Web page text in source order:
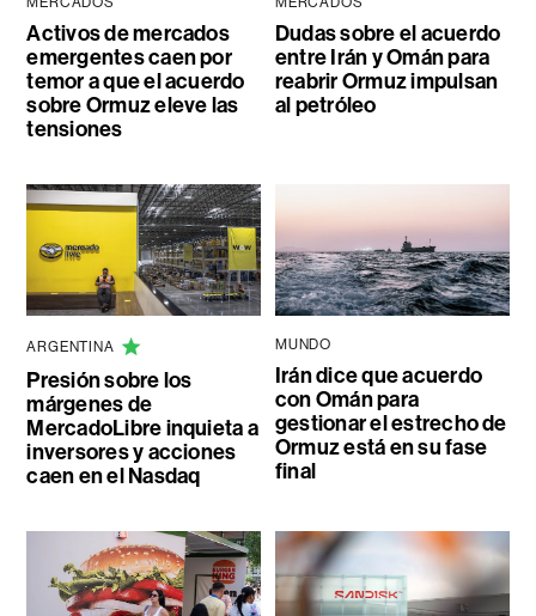
Activos de mercados
emergentes caen por
temor a que el acuerdo
sobre Ormuz eleve las
tensiones
Dudas sobre el acuerdo
entre Irán y Omán para
reabrir Ormuz impulsan
al petróleo
ARGENTINA
Presión sobre los
márgenes de
MercadoLibre inquieta a
inversores y acciones
caen en el Nasdaq
MUNDO
Irán dice que acuerdo
con Omán para
gestionar el estrecho de
Ormuz está en su fase
final